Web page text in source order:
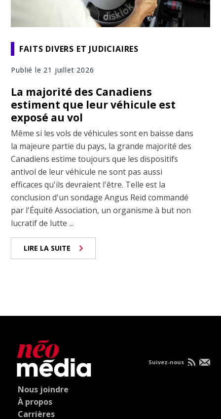
FAITS DIVERS ET JUDICIAIRES
Publié le 21 juillet 2026
La majorité des Canadiens
estiment que leur véhicule est
exposé au vol
Même si les vols de véhicules sont en baisse dans
la majeure partie du pays, la grande majorité des
Canadiens estime toujours que les dispositifs
antivol de leur véhicule ne sont pas aussi
efficaces qu'ils devraient l'être. Telle est la
conclusion d'un sondage Angus Reid commandé
par l'Équité Association, un organisme à but non
lucratif de lutte ...
LIRE LA SUITE
Nous joindre
À propos
Carrières
Suivez-nous